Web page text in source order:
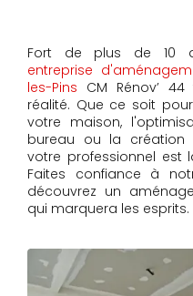
Fort de plus de 10
entreprise
les-Pins CM Rénov’
réalité. Que ce soit
votre maison,
bureau ou la création
votre professionnel est
Faites confiance à
découvrez un
qui marquera les esprits.